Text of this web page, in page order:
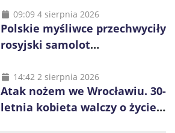
09:09 4 sierpnia 2026
Polskie myśliwce przechwyciły
rosyjski samolot
14:42 2 sierpnia 2026
Atak nożem we Wrocławiu. 30-
letnia kobieta walczy o życie,